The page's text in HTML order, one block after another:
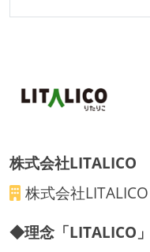
株式会社LITALICO
株式会社LITALICO
◆理念「LITALICO」